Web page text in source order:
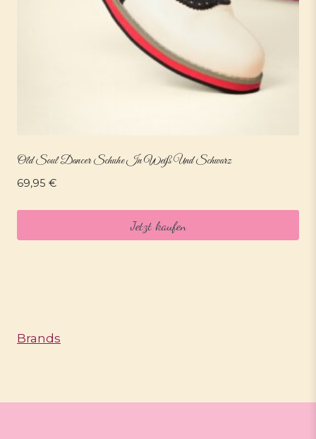
Old Soul Dancer Schuhe In Weiß Und Schwarz
69,95 €
Jetzt kaufen
Brands